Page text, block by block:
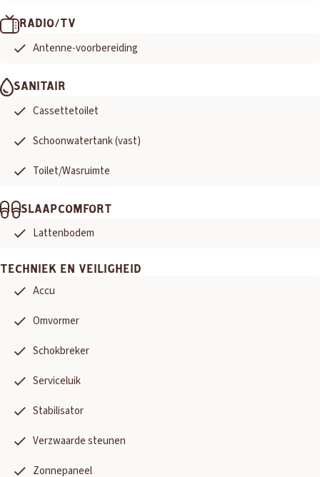
RADIO/TV
Antenne-voorbereiding
SANITAIR
Cassettetoilet
Schoonwatertank (vast)
Toilet/Wasruimte
SLAAPCOMFORT
Lattenbodem
TECHNIEK EN VEILIGHEID
Accu
Omvormer
Schokbreker
Serviceluik
Stabilisator
Verzwaarde steunen
Zonnepaneel